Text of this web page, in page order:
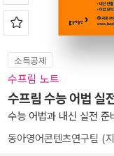
소득공제
수프림 노트
수프림 수능 어법 실
수능 어법과 내신 실전 준
동아영어콘텐츠연구팀 (